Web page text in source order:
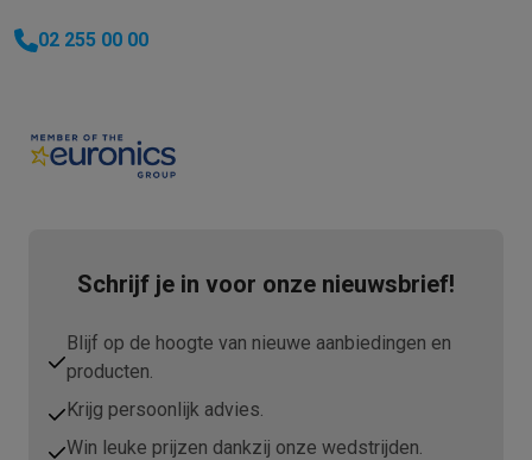
02 255 00 00
Schrijf je in voor onze nieuwsbrief!
Blijf op de hoogte van nieuwe aanbiedingen en
producten.
Krijg persoonlijk advies.
Win leuke prijzen dankzij onze wedstrijden.